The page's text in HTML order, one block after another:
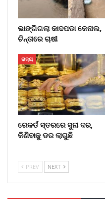
ଭାଙ୍ଗିଗଲା କାଦପଡା କେନାଲ,
ଚିନ୍ତାରେ ଚାଷୀ
ରାଜ୍ୟ
ରେକର୍ଡ ସ୍ତରରେ ସୁନା ଦର,
କିଣିବାକୁ ଡର ଲାଗୁଛି
PREV NEXT